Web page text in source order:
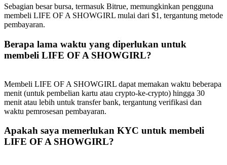
Sebagian besar bursa, termasuk Bitrue, memungkinkan pengguna
membeli LIFE OF A SHOWGIRL mulai dari $1, tergantung metode
pembayaran.
Berapa lama waktu yang diperlukan untuk
membeli LIFE OF A SHOWGIRL?
Membeli LIFE OF A SHOWGIRL dapat memakan waktu beberapa
menit (untuk pembelian kartu atau crypto-ke-crypto) hingga 30
menit atau lebih untuk transfer bank, tergantung verifikasi dan
waktu pemrosesan pembayaran.
Apakah saya memerlukan KYC untuk membeli
LIFE OF A SHOWGIRL?